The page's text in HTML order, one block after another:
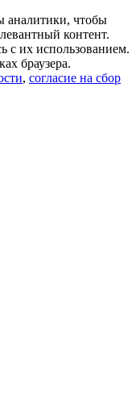
аналитики, чтобы
контент.
с их использованием.
браузера.
, согласие на сбор